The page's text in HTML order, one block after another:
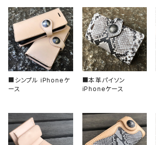
回転式
固定式
ベゼルインサート
フラット型（セラミック）
フラット型（エポキシ樹脂）
チャプターリング
風防/クリスタル
その他、アクセサリー
バックル
■シンプル iPhoneケ
ース
■本革パイソン
iPhoneケース